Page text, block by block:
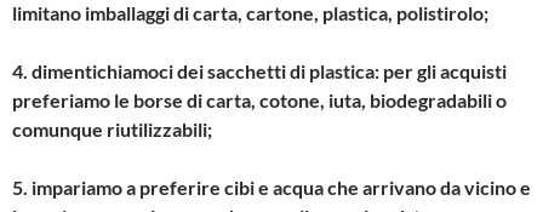
limitano imballaggi di carta, cartone, plastica, polistirolo;
4. dimentichiamoci dei sacchetti di plastica: per gli acquisti
preferiamo le borse di carta, cotone, iuta, biodegradabili o
comunque riutilizzabili;
5. impariamo a preferire cibi e acqua che arrivano da vicino e